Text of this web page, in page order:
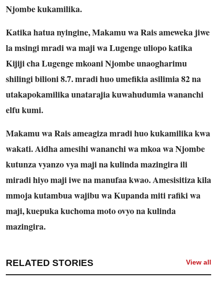
Njombe kukamilika.
Katika hatua nyingine, Makamu wa Rais ameweka jiwe
la msingi mradi wa maji wa Lugenge uliopo katika
Kijiji cha Lugenge mkoani Njombe unaogharimu
shilingi bilioni 8.7. mradi huo umefikia asilimia 82 na
utakapokamilika unatarajia kuwahudumia wananchi
elfu kumi.
Makamu wa Rais ameagiza mradi huo kukamilika kwa
wakati. Aidha amesihi wananchi wa mkoa wa Njombe
kutunza vyanzo vya maji na kulinda mazingira ili
miradi hiyo maji iwe na manufaa kwao. Amesisitiza kila
mmoja kutambua wajibu wa Kupanda miti rafiki wa
maji, kuepuka kuchoma moto ovyo na kulinda
mazingira.
RELATED STORIES View all